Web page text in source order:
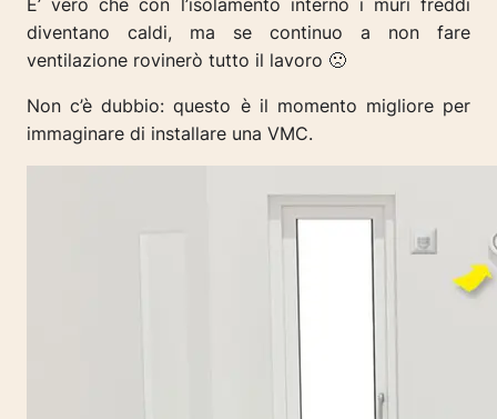
E’ vero che con l’isolamento interno i muri freddi
diventano caldi, ma se continuo a non fare
ventilazione rovinerò tutto il lavoro 🙁
Non c’è dubbio: questo è il momento migliore per
immaginare di installare una VMC.